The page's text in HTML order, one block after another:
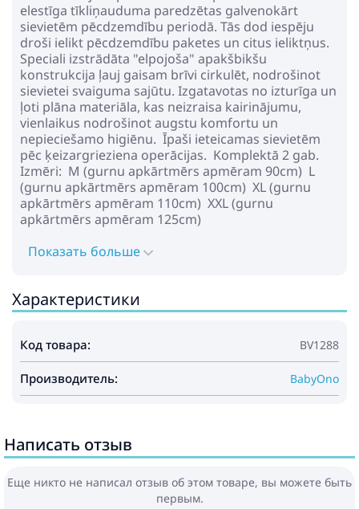
elestīga tīkliņauduma paredzētas galvenokārt
sievietēm pēcdzemdību periodā. Tās dod iespēju
droši ielikt pēcdzemdību paketes un citus ieliktņus.
Speciali izstrādāta "elpojoša" apakšbikšu
konstrukcija ļauj gaisam brīvi cirkulēt, nodrošinot
sievietei svaiguma sajūtu. Izgatavotas no izturīga un
ļoti plāna materiāla, kas neizraisa kairinājumu,
vienlaikus nodrošinot augstu komfortu un
nepieciešamo higiēnu. Īpaši ieteicamas sievietēm
pēc ķeizargrieziena operācijas. Komplektā 2 gab.
Izmēri: M (gurnu apkārtmērs apmēram 90cm) L
(gurnu apkārtmērs apmēram 100cm) XL (gurnu
apkārtmērs apmēram 110cm) XXL (gurnu
apkārtmērs apmēram 125cm)
Показать больше
Характеристики
Код товара: BV1288
Производитель: BabyOno
Написать отзыв
Еще никто не написал отзыв об этом товаре, вы можете быть
первым.